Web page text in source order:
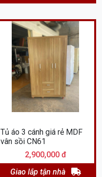
Tủ áo 3 cánh giá rẻ MDF
vân sồi CN61
2,900,000 đ
Giao lắp tận nhà